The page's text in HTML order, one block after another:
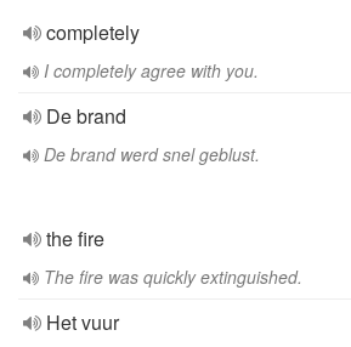
completely
I completely agree with you.
De brand
De brand werd snel geblust.
the fire
The fire was quickly extinguished.
Het vuur